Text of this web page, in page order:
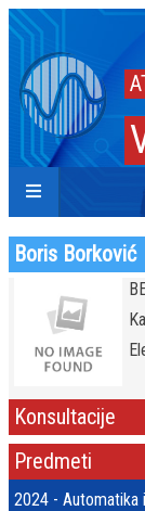
Boris Borković
Konsultacije
Predmeti
2024 - Automatika